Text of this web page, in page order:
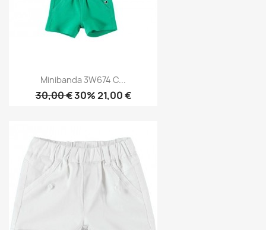
Minibanda 3W674 C...
30,00 €30% 21,00 €